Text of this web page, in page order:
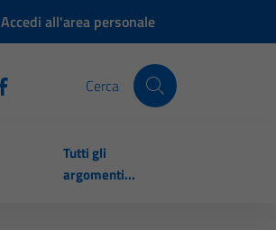
Accedi all'area personale
Cerca
Tutti gli
argomenti...